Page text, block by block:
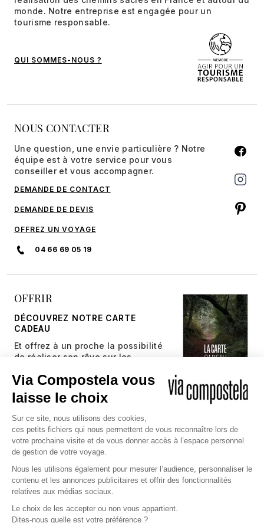
monde. Notre entreprise est engagée pour un
tourisme responsable.
QUI SOMMES-NOUS ?
NOUS CONTACTER
Une question, une envie particulière ? Notre
équipe est à votre service pour vous
conseiller et vous accompagner.
DEMANDE DE CONTACT
DEMANDE DE DEVIS
OFFREZ UN VOYAGE
04 66 69 05 19
OFFRIR
DÉCOUVREZ NOTRE CARTE
CADEAU
Et offrez à un proche la possibilité
de réaliser son rêve sur les
JE DÉCOUVRE
Copyright © 2026 Via Compostela
Politique de confidentialité et gestion des cookies